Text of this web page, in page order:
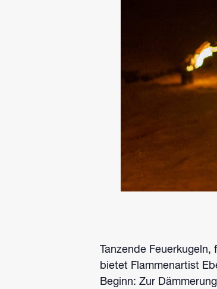
Tanzende
bietet Flammenartist
Beginn: Zur